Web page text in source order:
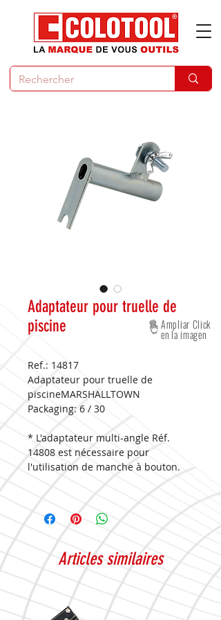
Adaptateur pour truelle de
piscine
Ref.: 14817
Adaptateur pour truelle de
piscineMARSHALLTOWN
Packaging: 6 / 30
* L'adaptateur multi-angle Réf.
14808 est nécessaire pour
l'utilisation de manche à bouton.
Ampliar Click
en la imagen
Articles similaires